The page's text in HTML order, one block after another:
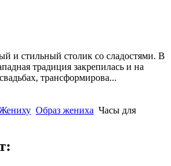
и стильный столик со сладостями. В
традиция закрепилась и на
трансформирова...
Образ жениха Часы для